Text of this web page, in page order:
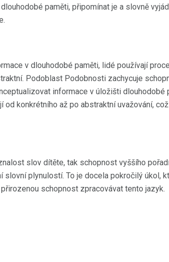
paměti, připomínat je a slovně
v dlouhodobé paměti, lidé používají
Podoblast Podobnosti zachycuje
informace v úložišti dlouhodobé
konkrétního až po abstraktní uvažování,
slov dítěte, tak schopnost vyššího
slovní plynulostí. To je docela pokročilý úkol,
schopnost zpracovávat tento jazyk.